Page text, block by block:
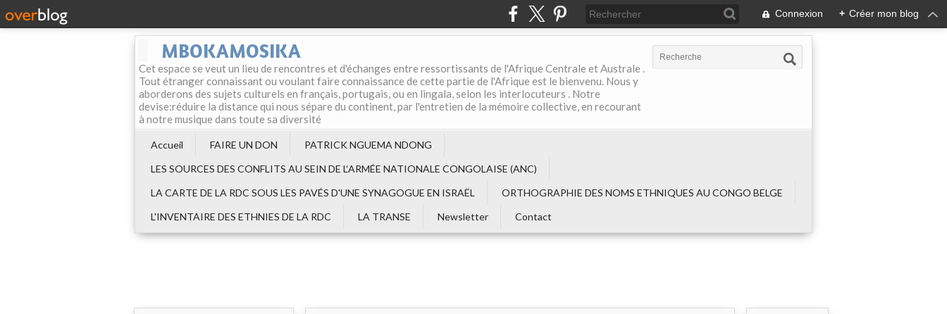
Connexion + Créer mon blog
MBOKAMOSIKA
Cet espace se veut un lieu de rencontres et d'échanges entre ressortissants de l'Afrique Centrale et Australe .
Tout étranger connaissant ou voulant faire connaissance de cette partie de l'Afrique est le bienvenu. Nous y
aborderons des sujets culturels en français, portugais, ou en lingala, selon les interlocuteurs . Notre
devise:réduire la distance qui nous sépare du continent, par l'entretien de la mémoire collective, en recourant
à notre musique dans toute sa diversité
Accueil FAIRE UN DON
PATRICK NGUEMA NDONG
LES SOURCES DES CONFLITS AU SEIN DE L‘ARMÉE NATIONALE CONGOLAISE (ANC)
LA CARTE DE LA RDC SOUS LES PAVÉS D'UNE SYNAGOGUE EN ISRAËL
ORTHOGRAPHIE DES NOMS ETHNIQUES AU CONGO BELGE
L'INVENTAIRE DES ETHNIES DE LA RDC
LA TRANSE Newsletter Contact